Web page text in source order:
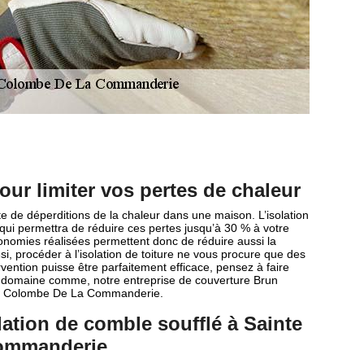
limiter vos pertes de chaleur
de déperditions de la chaleur dans une maison. L’isolation
permettra de réduire ces pertes jusqu’à 30 % à votre
réalisées permettent donc de réduire aussi la
procéder à l’isolation de toiture ne vous procure que des
puisse être parfaitement efficace, pensez à faire
comme, notre entreprise de couverture Brun
De La Commanderie.
de comble soufflé à Sainte